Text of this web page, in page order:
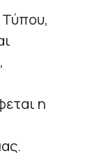
Τύπου,
η